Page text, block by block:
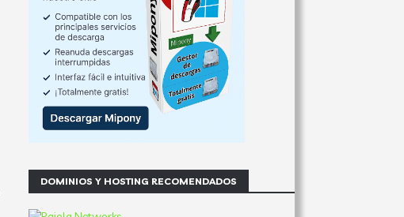
DOMINIOS Y HOSTING RECOMENDADOS